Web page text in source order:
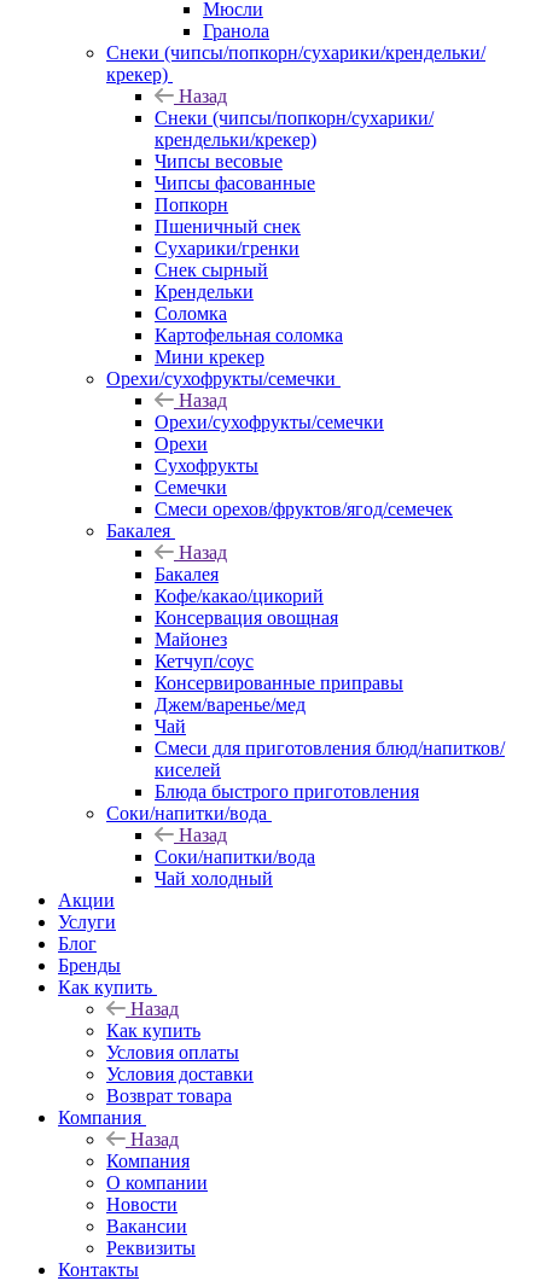
Мюсли
Гранола
Снеки (чипсы/попкорн/сухарики/крендельки/
крекер)
Назад
Снеки (чипсы/попкорн/сухарики/
крендельки/крекер)
Чипсы весовые
Чипсы фасованные
Попкорн
Пшеничный снек
Сухарики/гренки
Снек сырный
Крендельки
Соломка
Картофельная соломка
Мини крекер
Орехи/сухофрукты/семечки
Назад
Орехи/сухофрукты/семечки
Орехи
Сухофрукты
Семечки
Смеси орехов/фруктов/ягод/семечек
Бакалея
Назад
Бакалея
Кофе/какао/цикорий
Консервация овощная
Майонез
Кетчуп/соус
Консервированные приправы
Джем/варенье/мед
Чай
Смеси для приготовления блюд/напитков/
киселей
Блюда быстрого приготовления
Соки/напитки/вода
Назад
Соки/напитки/вода
Чай холодный
Акции
Услуги
Блог
Бренды
Как купить
Назад
Как купить
Условия оплаты
Условия доставки
Возврат товара
Компания
Назад
Компания
О компании
Новости
Вакансии
Реквизиты
Контакты